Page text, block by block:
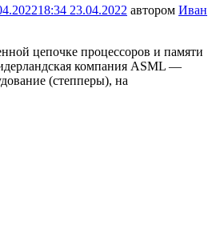
18:34 23.04.2022 автором Иван
цепочке процессоров и памяти
компания ASML —
(степперы), на